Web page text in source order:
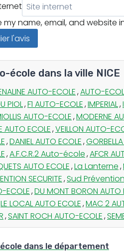
my name, email, and website
école dans la ville NICE
AUTO-ECOLE,AUTO-
PIOL,F1 AUTO-ECOLE,IMPERIAL,
AUTO-ECOLE,MODERNE
AUTO ECOLE,VEILLON AUTO-
,DANIEL AUTO ECOLE,
,A.F.C.R.2 Auto-école,AFCR
AUTO ECOLE,La Lanterne,
SECURITE,Sud
ECOLE,DU MONT BORON AUTO
LE LOCAL AUTO ECOLE,MAC 2
,SAINT ROCH AUTO-ECOLE,
dans le département